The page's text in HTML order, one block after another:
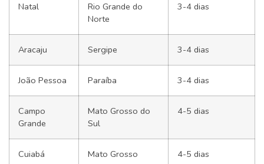
Natal
Rio Grande do
Norte
3-4 dias
Aracaju Sergipe 3-4 dias
João Pessoa Paraíba 3-4 dias
Campo
Grande
Mato Grosso do
Sul
4-5 dias
Cuiabá Mato Grosso 4-5 dias